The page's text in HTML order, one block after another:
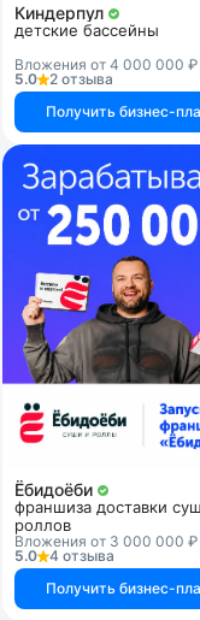
Киндерпул
детские бассейны
Вложения от 4 000 000 ₽
5.0
2 отзыва
Получить бизнес-
Ёбидоёби
франшиза доставки
роллов
Вложения от 3 000 000 ₽
5.0
4 отзыва
Получить бизнес-